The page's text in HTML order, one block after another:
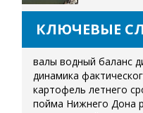
КЛЮЧЕВЫЕ
валы водный баланс
динамика
картофель летнего
пойма Нижнего Дона